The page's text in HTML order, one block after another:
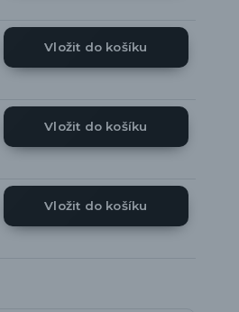
Vložit do košíku
Vložit do košíku
Vložit do košíku